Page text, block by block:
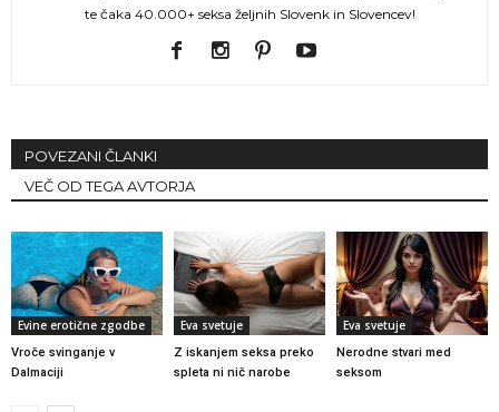
te čaka 40.000+ seksa željnih Slovenk in Slovencev!
POVEZANI ČLANKI
VEČ OD TEGA AVTORJA
Evine erotične zgodbe
Vroče svinganje v
Dalmaciji
Eva svetuje
Z iskanjem seksa preko
spleta ni nič narobe
Eva svetuje
Nerodne stvari med
seksom